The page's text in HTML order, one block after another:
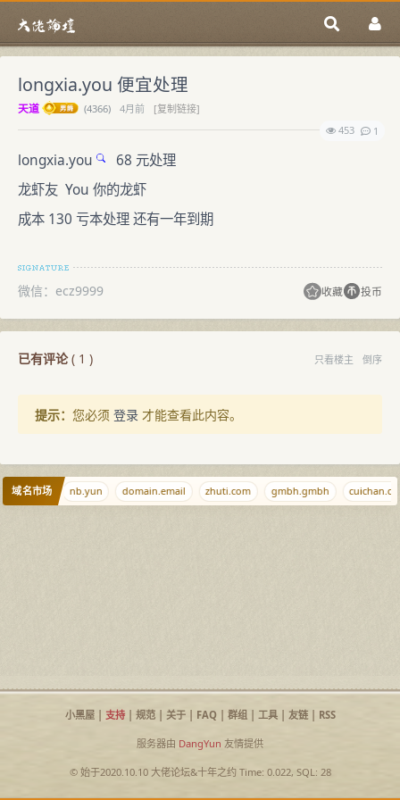
longxia.you 便宜处理
天道 (4366) 4月前
[复制链接]
453
1
longxia.you
68 元处理
龙虾友 You 你的龙虾
成本 130 亏本处理 还有一年到期
微信：ecz9999 收藏 投币
已有评论( 1 ) 只看楼主 倒序
提示： 您必须 登录 才能查看此内容。
域名市场 nb.yun domain.email zhuti.com gmbh.gmbh
小黑屋| 支持| 规范| 关于| FAQ| 群组| 工具| 友链| RSS
服务器由 DangYun 友情提供
© 始于2020.10.10 大佬论坛&十年之约Time: 0.022, SQL: 28